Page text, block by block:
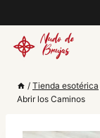
al
contenido
/ Tienda esotérica
Abrir los Caminos